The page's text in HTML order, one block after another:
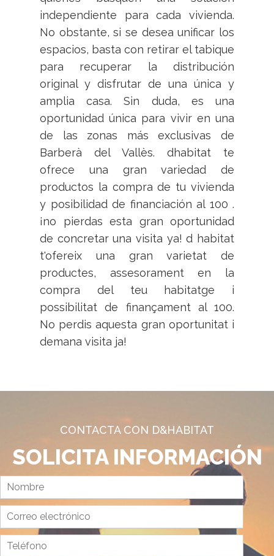
independiente para cada vivienda.
No obstante, si se desea unificar los
espacios, basta con retirar el tabique
para recuperar la distribución
original y disfrutar de una única y
amplia casa. Sin duda, es una
oportunidad única para vivir en una
de las zonas más exclusivas de
Barberà del Vallès. dhabitat te
ofrece una gran variedad de
productos la compra de tu vivienda
y posibilidad de financiación al 100 .
¡no pierdas esta gran oportunidad
de concretar una visita ya! d habitat
t'ofereix una gran varietat de
productes, assesorament en la
compra del teu habitatge i
possibilitat de finançament al 100.
No perdis aquesta gran oportunitat i
demana visita ja!
CONTACTA CON D&HABITAT
SOLICITA INFORMACIÓN